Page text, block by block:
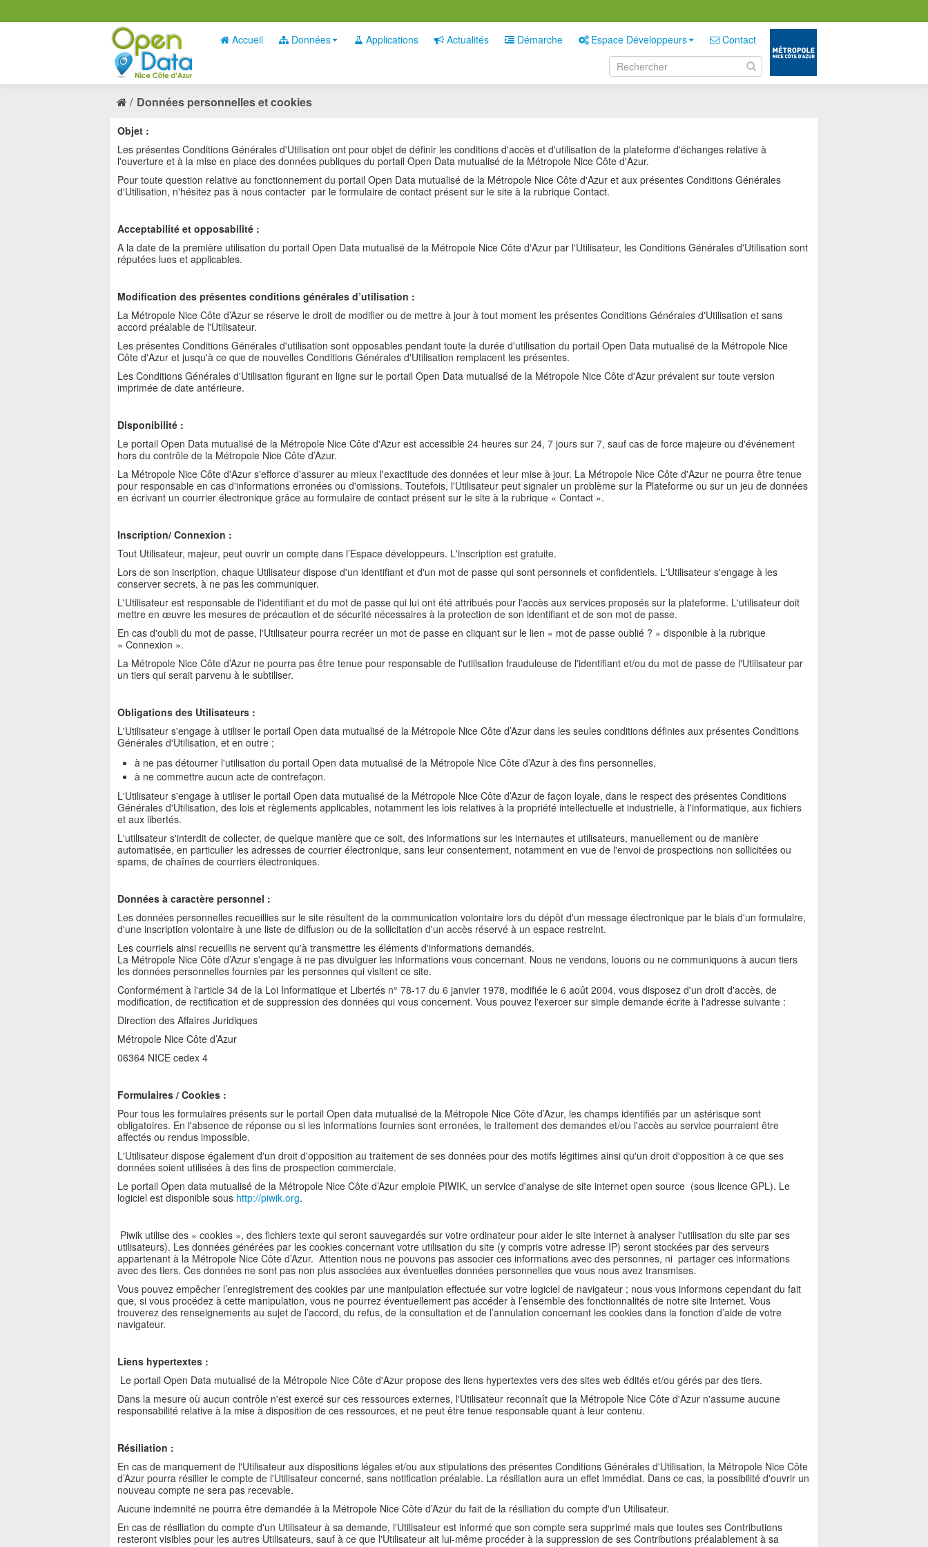
Accueil Données Applications Actualités Démarche Espace Développeurs Contact
Données personnelles et cookies
Objet :
Les présentes Conditions Générales d'Utilisation ont pour objet de définir les conditions d'accès et d'utilisation de la plateforme d'échanges relative à
l'ouverture et à la mise en place des données publiques du portail Open Data mutualisé de la Métropole Nice Côte d'Azur.
Pour toute question relative au fonctionnement du portail Open Data mutualisé de la Métropole Nice Côte d'Azur et aux présentes Conditions Générales
d'Utilisation, n'hésitez pas à nous contacter par le formulaire de contact présent sur le site à la rubrique Contact.
Acceptabilité et opposabilité :
A la date de la première utilisation du portail Open Data mutualisé de la Métropole Nice Côte d'Azur par l'Utilisateur, les Conditions Générales d'Utilisation sont
réputées lues et applicables.
Modification des présentes conditions générales d’utilisation :
La Métropole Nice Côte d’Azur se réserve le droit de modifier ou de mettre à jour à tout moment les présentes Conditions Générales d'Utilisation et sans
accord préalable de l'Utilisateur.
Les présentes Conditions Générales d'utilisation sont opposables pendant toute la durée d'utilisation du portail Open Data mutualisé de la Métropole Nice
Côte d'Azur et jusqu'à ce que de nouvelles Conditions Générales d'Utilisation remplacent les présentes.
Les Conditions Générales d'Utilisation figurant en ligne sur le portail Open Data mutualisé de la Métropole Nice Côte d'Azur prévalent sur toute version
imprimée de date antérieure.
Disponibilité :
Le portail Open Data mutualisé de la Métropole Nice Côte d'Azur est accessible 24 heures sur 24, 7 jours sur 7, sauf cas de force majeure ou d'événement
hors du contrôle de la Métropole Nice Côte d’Azur.
La Métropole Nice Côte d'Azur s'efforce d'assurer au mieux l'exactitude des données et leur mise à jour. La Métropole Nice Côte d'Azur ne pourra être tenue
pour responsable en cas d'informations erronées ou d'omissions. Toutefois, l'Utilisateur peut signaler un problème sur la Plateforme ou sur un jeu de données
en écrivant un courrier électronique grâce au formulaire de contact présent sur le site à la rubrique « Contact ».
Inscription/ Connexion :
Tout Utilisateur, majeur, peut ouvrir un compte dans l’Espace développeurs. L'inscription est gratuite.
Lors de son inscription, chaque Utilisateur dispose d'un identifiant et d'un mot de passe qui sont personnels et confidentiels. L'Utilisateur s'engage à les
conserver secrets, à ne pas les communiquer.
L'Utilisateur est responsable de l'identifiant et du mot de passe qui lui ont été attribués pour l'accès aux services proposés sur la plateforme. L'utilisateur doit
mettre en œuvre les mesures de précaution et de sécurité nécessaires à la protection de son identifiant et de son mot de passe.
En cas d'oubli du mot de passe, l'Utilisateur pourra recréer un mot de passe en cliquant sur le lien « mot de passe oublié ? » disponible à la rubrique
« Connexion ».
La Métropole Nice Côte d’Azur ne pourra pas être tenue pour responsable de l'utilisation frauduleuse de l'identifiant et/ou du mot de passe de l'Utilisateur par
un tiers qui serait parvenu à le subtiliser.
Obligations des Utilisateurs :
L'Utilisateur s'engage à utiliser le portail Open data mutualisé de la Métropole Nice Côte d’Azur dans les seules conditions définies aux présentes Conditions
Générales d'Utilisation, et en outre ;
à ne pas détourner l'utilisation du portail Open data mutualisé de la Métropole Nice Côte d’Azur à des fins personnelles,
à ne commettre aucun acte de contrefaçon.
L'Utilisateur s'engage à utiliser le portail Open data mutualisé de la Métropole Nice Côte d’Azur de façon loyale, dans le respect des présentes Conditions
Générales d'Utilisation, des lois et règlements applicables, notamment les lois relatives à la propriété intellectuelle et industrielle, à l'informatique, aux fichiers
et aux libertés.
L'utilisateur s'interdit de collecter, de quelque manière que ce soit, des informations sur les internautes et utilisateurs, manuellement ou de manière
automatisée, en particulier les adresses de courrier électronique, sans leur consentement, notamment en vue de l'envoi de prospections non sollicitées ou
spams, de chaînes de courriers électroniques.
Données à caractère personnel :
Les données personnelles recueillies sur le site résultent de la communication volontaire lors du dépôt d'un message électronique par le biais d'un formulaire,
d'une inscription volontaire à une liste de diffusion ou de la sollicitation d'un accès réservé à un espace restreint.
Les courriels ainsi recueillis ne servent qu'à transmettre les éléments d'informations demandés.
La Métropole Nice Côte d’Azur s'engage à ne pas divulguer les informations vous concernant. Nous ne vendons, louons ou ne communiquons à aucun tiers
les données personnelles fournies par les personnes qui visitent ce site.
Conformément à l'article 34 de la Loi Informatique et Libertés n° 78-17 du 6 janvier 1978, modifiée le 6 août 2004, vous disposez d'un droit d'accès, de
modification, de rectification et de suppression des données qui vous concernent. Vous pouvez l'exercer sur simple demande écrite à l'adresse suivante :
Direction des Affaires Juridiques
Métropole Nice Côte d’Azur
06364 NICE cedex 4
Formulaires / Cookies :
Pour tous les formulaires présents sur le portail Open data mutualisé de la Métropole Nice Côte d’Azur, les champs identifiés par un astérisque sont
obligatoires. En l'absence de réponse ou si les informations fournies sont erronées, le traitement des demandes et/ou l'accès au service pourraient être
affectés ou rendus impossible.
L'Utilisateur dispose également d'un droit d'opposition au traitement de ses données pour des motifs légitimes ainsi qu'un droit d'opposition à ce que ses
données soient utilisées à des fins de prospection commerciale.
Le portail Open data mutualisé de la Métropole Nice Côte d’Azur emploie PIWIK, un service d'analyse de site internet open source (sous licence GPL). Le
logiciel est disponible sous http://piwik.org.
Piwik utilise des « cookies », des fichiers texte qui seront sauvegardés sur votre ordinateur pour aider le site internet à analyser l'utilisation du site par ses
utilisateurs). Les données générées par les cookies concernant votre utilisation du site (y compris votre adresse IP) seront stockées par des serveurs
appartenant à la Métropole Nice Côte d’Azur. Attention nous ne pouvons pas associer ces informations avec des personnes, ni partager ces informations
avec des tiers. Ces données ne sont pas non plus associées aux éventuelles données personnelles que vous nous avez transmises.
Vous pouvez empêcher l’enregistrement des cookies par une manipulation effectuée sur votre logiciel de navigateur ; nous vous informons cependant du fait
que, si vous procédez à cette manipulation, vous ne pourrez éventuellement pas accéder à l’ensemble des fonctionnalités de notre site Internet. Vous
trouverez des renseignements au sujet de l’accord, du refus, de la consultation et de l’annulation concernant les cookies dans la fonction d’aide de votre
navigateur.
Liens hypertextes :
Le portail Open Data mutualisé de la Métropole Nice Côte d'Azur propose des liens hypertextes vers des sites web édités et/ou gérés par des tiers.
Dans la mesure où aucun contrôle n'est exercé sur ces ressources externes, l'Utilisateur reconnaît que la Métropole Nice Côte d'Azur n'assume aucune
responsabilité relative à la mise à disposition de ces ressources, et ne peut être tenue responsable quant à leur contenu.
Résiliation :
En cas de manquement de l'Utilisateur aux dispositions légales et/ou aux stipulations des présentes Conditions Générales d'Utilisation, la Métropole Nice Côte
d’Azur pourra résilier le compte de l'Utilisateur concerné, sans notification préalable. La résiliation aura un effet immédiat. Dans ce cas, la possibilité d'ouvrir un
nouveau compte ne sera pas recevable.
Aucune indemnité ne pourra être demandée à la Métropole Nice Côte d’Azur du fait de la résiliation du compte d'un Utilisateur.
En cas de résiliation du compte d'un Utilisateur à sa demande, l'Utilisateur est informé que son compte sera supprimé mais que toutes ses Contributions
resteront visibles pour les autres Utilisateurs, sauf à ce que l'Utilisateur ait lui-même procéder à la suppression de ses Contributions préalablement à sa